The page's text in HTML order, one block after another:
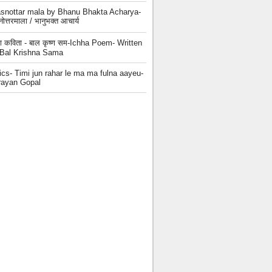
mala by Bhanu Bhakta Acharya-
/ भानुभक्त आचार्य
कविता - बाल कृष्ण सम-Ichha Poem- Written
Krishna Sama
Timi jun rahar le ma ma fulna aayeu-
Gopal